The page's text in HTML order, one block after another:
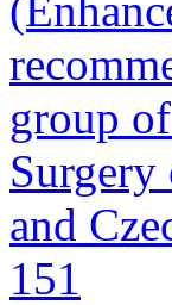
group
Surgery
and
151